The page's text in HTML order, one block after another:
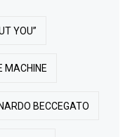
YOU”
MACHINE
BECCEGATO